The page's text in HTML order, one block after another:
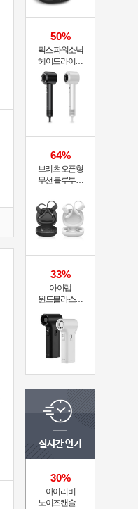
50%
픽스 파워소닉
헤어드라이기
XHS-701
64%
브리츠 오픈형
무선 블루투스
33%
아이랩
윈드블라스터
iLAB-WBT
30%
아이리버
노이즈캔슬링